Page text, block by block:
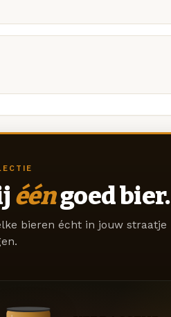
ééngoed bier.
bieren écht in jouw straatje